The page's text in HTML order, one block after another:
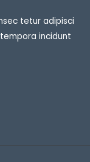
tetur adipisci
incidunt